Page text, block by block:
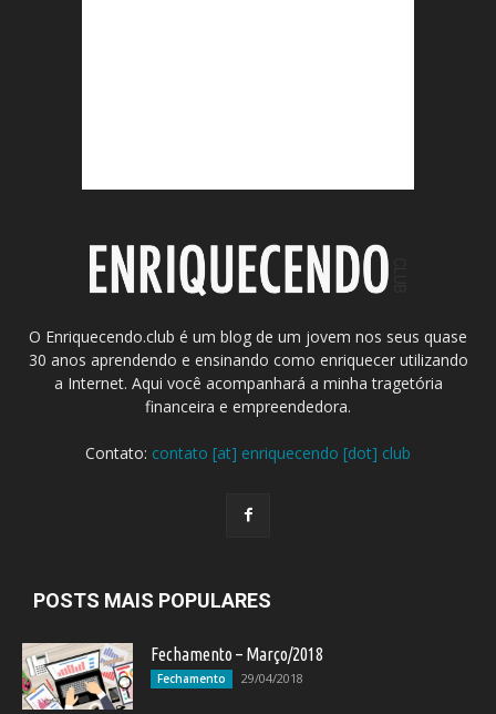
O Enriquecendo.club é um blog de um jovem nos seus quase
30 anos aprendendo e ensinando como enriquecer utilizando
a Internet. Aqui você acompanhará a minha tragetória
financeira e empreendedora.
Contato: contato [at] enriquecendo [dot] club
POSTS MAIS POPULARES
Fechamento – Março/2018
Fechamento 29/04/2018